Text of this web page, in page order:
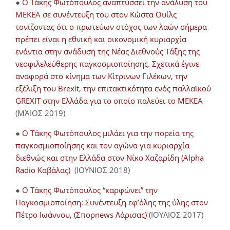
● O Τάκης Φωτόπουλος αναπτύσσει την ανάλυση του
ΜΕΚΕΑ σε συνέντευξη του στον Κώστα Ουίλς
τονίζοντας ότι ο πρωτεύων στόχος των λαών σήμερα
πρέπει είναι η εθνική και οικονομική κυριαρχία
ενάντια στην ανάδυση της Νέας Διεθνούς Τάξης της
νεοφιλελεύθερης παγκοσμιοποίησης. Σχετικά έγινε
αναφορά στο κίνημα των Κίτρινων Γιλέκων, την
εξέλιξη του Brexit, την επιτακτικότητα ενός παλλαϊκού
GREXIT στην Ελλάδα για το οποίο παλεύει το ΜΕΚΕΑ
(ΜΆΙΟΣ 2019)
● Ο Τάκης Φωτόπουλος μιλάει για την πορεία της
παγκοσμιοποίησης και τον αγώνα για κυριαρχία
διεθνώς και στην Ελλάδα στον Νίκο Χαζαρίδη (Alpha
Radio Καβάλας) (ΙΟΥΝΙΟΣ 2018)
● Ο Τάκης Φωτόπουλος “καρφώνει” την
Παγκοσμιοποίηση: Συνέντευξη εφ’όλης της ύλης στον
Πέτρο Ιωάννου, (Σπορnews Λάρισας) (ΙΟΥΛΙΟΣ 2017)